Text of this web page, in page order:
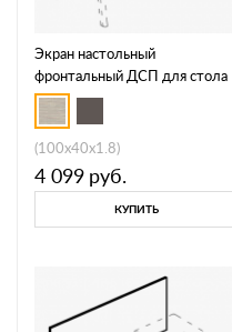
Экран настольный
фронтальный ДСП для стола
100 МР Б 812
(100x40x1.8)
4 099 руб.
КУПИТЬ